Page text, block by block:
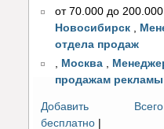
от 70.000 до 200.000
Новосибирск ,
отдела продаж
, Москва ,
продажам рекламы
Добавить
бесплатно